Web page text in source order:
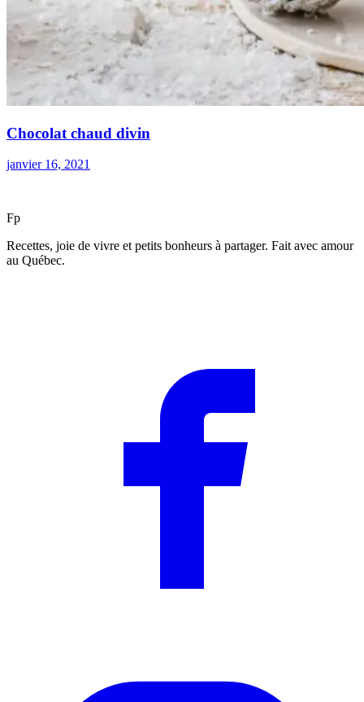
Chocolat chaud divin
janvier 16, 2021
Fp
Recettes, joie de vivre et petits bonheurs à partager. Fait avec amour
au Québec.